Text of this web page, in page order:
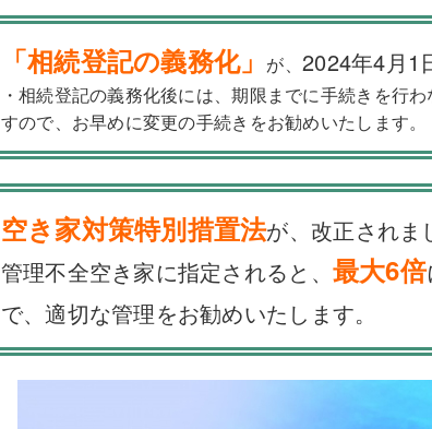
「相続登記の義務化」 が、2024年4月1
・相続登記の義務化後には、期限までに手続きを行
すので、お早めに変更の手続きをお勧めいたします。
空き家対策特別措置法が、改正されま
管理不全空き家に指定されると、 最大6倍
で、適切な管理をお勧めいたします。